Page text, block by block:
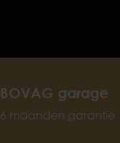
BOVAG garage
6 maanden garantie